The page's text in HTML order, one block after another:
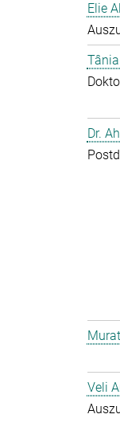
Elie
Dr.
Veli